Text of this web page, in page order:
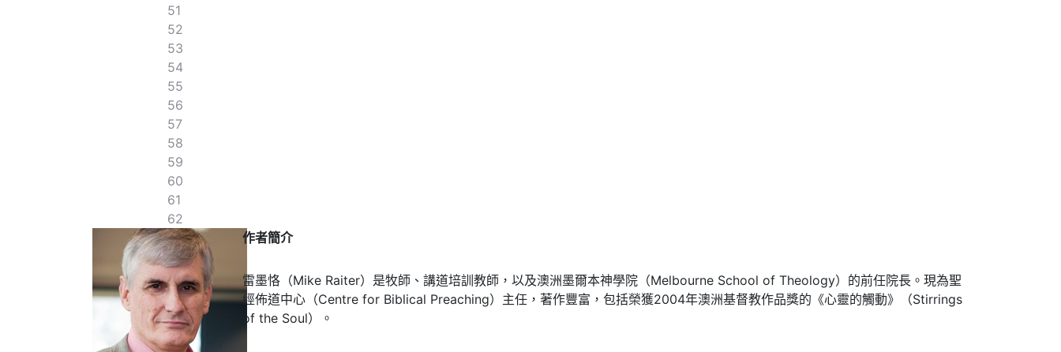
51
52
53
54
55
56
57
58
59
60
61
62
作者簡介
雷墨恪（Mike Raiter）是牧師、講道培訓教師，以及澳洲墨爾本神學院（Melbourne School of Theology）的前任院長。現為聖
經佈道中心（Centre for Biblical Preaching）主任，著作豐富，包括榮獲2004年澳洲基督教作品獎的《心靈的觸動》（Stirrings
of the Soul）。